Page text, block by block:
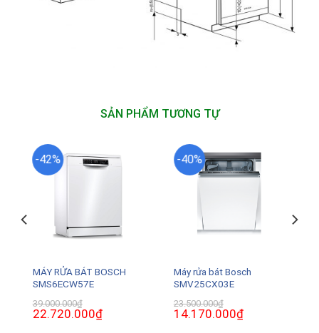
SẢN PHẨM TƯƠNG TỰ
-42%
MÁY RỬA BÁT BOSCH
SMS6ECW57E
39.000.000₫
Giá
gốc
22.720.000₫Giá
hiện
-40%
Máy rửa bát Bosch
SMV25CX03E
23.500.000₫
Giá
gốc
14.170.000₫Giá
hiện